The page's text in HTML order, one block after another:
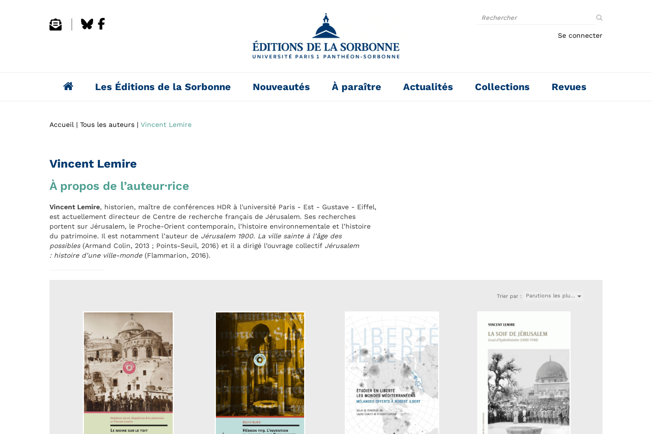
le
Se connecter
Les Éditions de la Sorbonne Nouveautés À paraître Actualités Collections Revues
Accueil Tous les auteurs Vincent Lemire
Vincent Lemire
À propos de l’auteur·rice
Vincent Lemire, historien, maître de conférences HDR à l'université Paris - Est - Gustave - Eiffel,
est actuellement directeur de Centre de recherche français de Jérusalem. Ses recherches
portent sur Jérusalem, le Proche-Orient contemporain, l’histoire environnementale et l’histoire
du patrimoine. Il est notamment l’auteur de Jérusalem 1900. La ville sainte à l’âge des
possibles (Armand Colin, 2013 ; Points-Seuil, 2016) et il a dirigé l’ouvrage collectif Jérusalem
: histoire d’une ville-monde(Flammarion, 2016).
Trier par : Parutions les plu…